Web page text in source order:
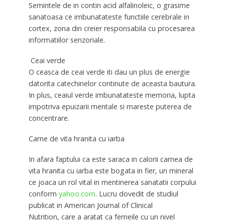
Semintele de in contin acid alfalinoleic, o grasime
sanatoasa ce imbunatateste functiile cerebrale in
cortex, zona din creier responsabila cu procesarea
informatiilor senzoriale.
Ceai verde
O ceasca de ceai verde iti dau un plus de energie
datorita catechinelor continute de aceasta bautura.
In plus, ceaiul verde imbunatateste memoria, lupta
impotriva epuizarii mentale si mareste puterea de
concentrare.
Carne de vita hranita cu iarba
In afara faptului ca este saraca in calorii carnea de
vita hranita cu iarba este bogata in fier, un mineral
ce joaca un rol vital in mentinerea sanatatii corpului
conform yahoo.com. Lucru dovedit de studiul
publicat in American Journal of Clinical
Nutrition, care a aratat ca femeile cu un nivel